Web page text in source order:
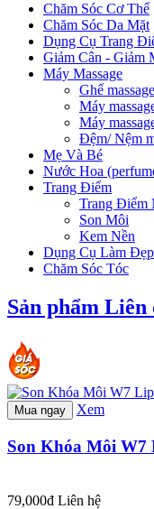
Chăm Sóc Cơ Thể
Chăm Sóc Da Mặt
Dụng Cụ Trang
Giảm Cân - Giảm
Máy Massage
Ghế massage
Máy
Máy
Đệm/ Nệm
Mẹ Và Bé
Nước Hoa
Trang Điểm
Trang Điểm
Son Môi
Kem Nền
Dụng Cụ Làm Đẹp
Chăm Sóc Tóc
Sản phẩm Liên
Mua ngay Xem
Son Khóa Môi W7
79,000đ Liên hệ